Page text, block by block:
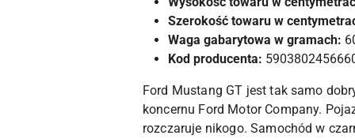
Szerokość towaru w
Waga gabarytowa w gramach:
Kod producenta:
Ford Mustang GT jest tak samo
koncernu Ford Motor Company.
rozczaruje nikogo. Samochód w